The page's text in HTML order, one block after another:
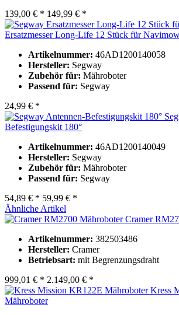
139,00 € * 149,99 € *
Ersatzmesser Long-Life 12 Stück für
Artikelnummer: 46AD1200140058
Hersteller: Segway
Zubehör für: Mähroboter
Passend für: Segway
24,99 € *
Befestigungskit 180°
Artikelnummer: 46AD1200140049
Hersteller: Segway
Zubehör für: Mähroboter
Passend für: Segway
54,89 € * 59,99 € *
Ähnliche Artikel
Cramer
Artikelnummer: 382503486
Hersteller: Cramer
Betriebsart: mit Begrenzungsdraht
999,01 € * 2.149,00 € *
Kress
Mähroboter